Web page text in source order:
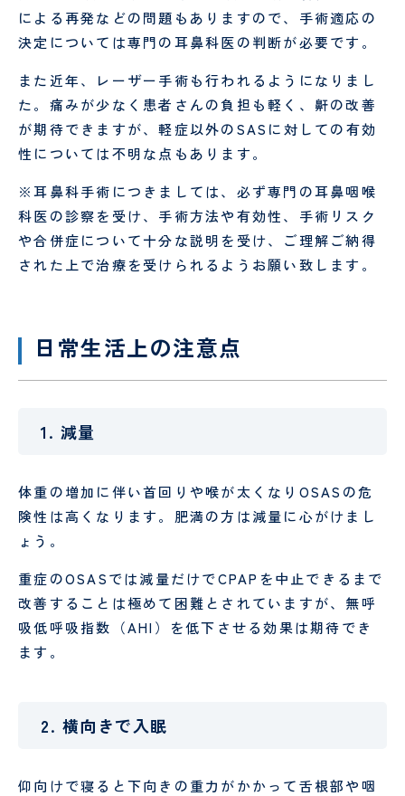
による再発などの問題もありますので、手術適応の
決定については専門の耳鼻科医の判断が必要です。
また近年、レーザー手術も行われるようになりまし
た。痛みが少なく患者さんの負担も軽く、鼾の改善
が期待できますが、軽症以外のSASに対しての有効
性については不明な点もあります。
※耳鼻科手術につきましては、必ず専門の耳鼻咽喉
科医の診察を受け、手術方法や有効性、手術リスク
や合併症について十分な説明を受け、ご理解ご納得
された上で治療を受けられるようお願い致します。
日常生活上の注意点
1. 減量
体重の増加に伴い首回りや喉が太くなりOSASの危
険性は高くなります。肥満の方は減量に心がけまし
ょう。
重症のOSASでは減量だけでCPAPを中止できるまで
改善することは極めて困難とされていますが、無呼
吸低呼吸指数（AHI）を低下させる効果は期待でき
ます。
2. 横向きで入眠
仰向けで寝ると下向きの重力がかかって舌根部や咽